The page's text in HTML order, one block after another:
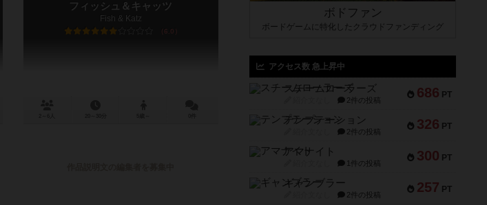
フィッシュ＆キャッツ
Fish & Katz
6.0
ボドファン
ボードゲームに特化したクラウドファンディング
アクセス数 急上昇中
686 PT
スチームローラーズ
2件の投稿
326 PT
テンプテーション
2件の投稿
300 PT
アマナイト
1件の投稿
257 PT
ギャンブラー
2件の投稿